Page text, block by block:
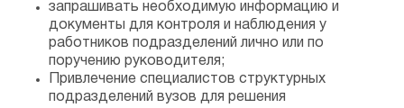
запрашивать необходимую информацию и
документы для контроля и наблюдения у
работников подразделений лично или по
поручению руководителя;
Привлечение специалистов структурных
подразделений вузов для решения